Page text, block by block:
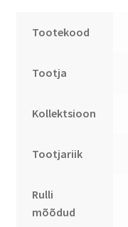
Tootekood
Tootja
Kollektsioon
Tootjariik
Rulli
mõõdud